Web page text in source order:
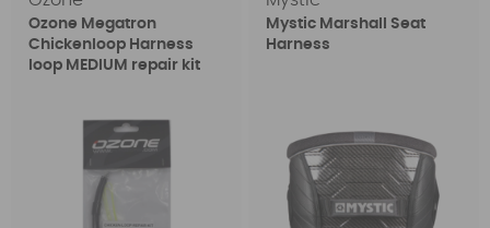
Ozone Megatron
Chickenloop Harness
loop MEDIUM repair kit
Mystic Marshall Seat
Harness